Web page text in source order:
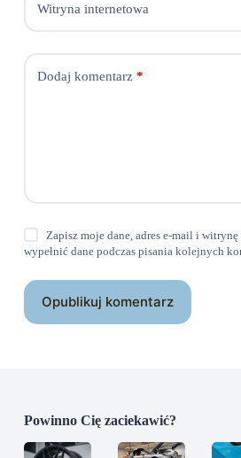
Witryna internetowa
Dodaj komentarz*
Zapisz moje dane, adres e-mail i
wypełnić dane podczas pisania kolejnych
Opublikuj komentarz
Powinno Cię zaciekawić?